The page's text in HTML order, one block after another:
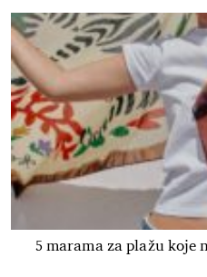
5 marama za plažu koje